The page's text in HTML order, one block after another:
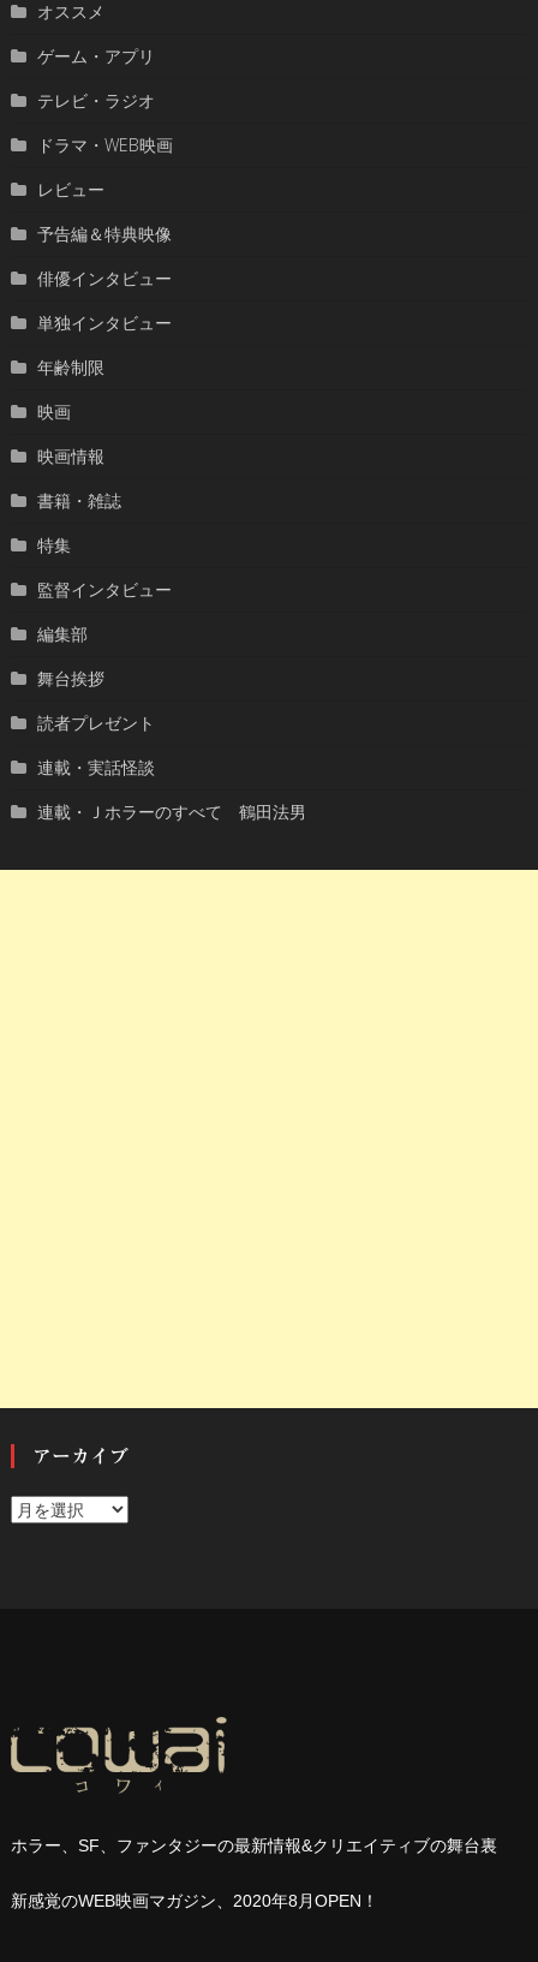
オススメ
ゲーム・アプリ
テレビ・ラジオ
ドラマ・WEB映画
レビュー
予告編＆特典映像
俳優インタビュー
単独インタビュー
年齢制限
映画
映画情報
書籍・雑誌
特集
監督インタビュー
編集部
舞台挨拶
読者プレゼント
連載・実話怪談
連載・Ｊホラーのすべて 鶴田法男
アーカイブ
ア
ホラー、SF、ファンタジーの最新情報&クリエイティブの舞台裏
新感覚のWEB映画マガジン、2020年8月OPEN ！